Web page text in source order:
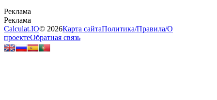
Calculat.IO© 2026Карта сайтаПолитика/Правила/О
проектеОбратная связь